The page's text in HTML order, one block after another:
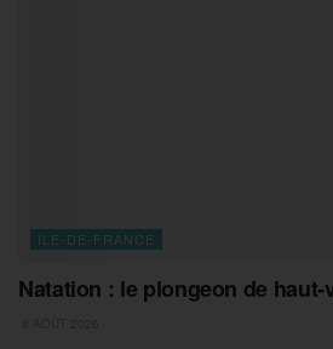
ILE-DE-FRANCE
Natation : le plongeon de haut-